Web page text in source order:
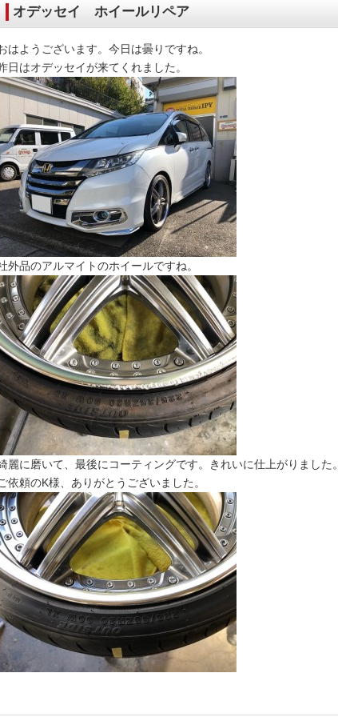
オデッセイ ホイールリペア
はようございます。今日は曇りですね。
日はオデッセイが来てくれました。
外品のアルマイトのホイールですね。
麗に磨いて、最後にコーティングです。きれいに仕上がりました。
依頼のK様、ありがとうございました。